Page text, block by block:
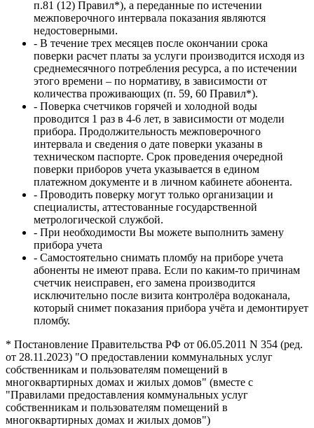
п.81 (12) Правил*), а переданные по истечении
межповерочного интервала показания являются
недостоверными.
- В течение трех месяцев после окончании срока
поверки расчет платы за услуги производится исходя из
среднемесячного потребления ресурса, а по истечении
этого времени – по нормативу, в зависимости от
количества проживающих (п. 59, 60 Правил*).
- Поверка счетчиков горячей и холодной воды
проводится 1 раз в 4-6 лет, в зависимости от модели
прибора. Продолжительность межповерочного
интервала и сведения о дате поверки указаны в
техническом паспорте. Срок проведения очередной
поверки приборов учета указывается в едином
платежном документе и в личном кабинете абонента.
- Проводить поверку могут только организации и
специалисты, аттестованные государственной
метрологической службой.
- При необходимости Вы можете выполнить замену
прибора учета
- Самостоятельно снимать пломбу на приборе учета
абоненты не имеют права. Если по каким-то причинам
счетчик неисправен, его замена производится
исключительно после визита контролёра водоканала,
который снимет показания прибора учёта и демонтирует
пломбу.
* Постановление Правительства РФ от 06.05.2011 N 354 (ред.
от 28.11.2023) "О предоставлении коммунальных услуг
собственникам и пользователям помещений в
многоквартирных домах и жилых домов" (вместе с
"Правилами предоставления коммунальных услуг
собственникам и пользователям помещений в
многоквартирных домах и жилых домов")